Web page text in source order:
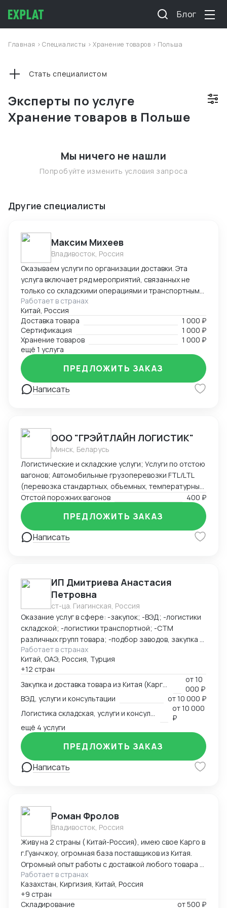
Блог
Главная >Специалисты >Хранение товаров > Польша
Эксперты по услуге
Хранение товаров в Польше
Стать специалистом
Мы ничего не нашли
Попробуйте изменить условия запроса
Другие специалисты
Максим Михеев
Владивосток, Россия
Оказываем услуги по организации доставки. Эта
услуга включает ряд мероприятий, связанных не
только со складскими операциями и транспортным
сопровождением. В нее также входит таможенное
оформление, помощь в заполнении необходимой
сопроводительной и разрешительной
документации.
Работает в странах
Китай, Россия
Доставка товара
1 000 ₽
Сертификация
1 000 ₽
Хранение товаров
1 000 ₽
ещё 1 услуга
Написать
ПРЕДЛОЖИТЬ ЗАКАЗ
ООО "ГРЭЙТЛАЙН ЛОГИСТИК"
Минск, Беларусь
Логистические и складские услуги; Услуги по отстою
вагонов; Автомобильные грузоперевозки FTL/LTL
(перевозка стандартных, объемных, температурных
и сборных грузов); Железнодорожные перевозки
FCL/LCL — комплексные услуги с гарантией качества
и соблюдением сроков.
Отстой порожних вагонов 400 ₽
Написать
ПРЕДЛОЖИТЬ ЗАКАЗ
ИП Дмитриева Анастасия
Петровна
ст-ца. Гиагинская, Россия
Оказание услуг в сфере: -закупок; -ВЭД; -логистики
складской; -логистики транспортной; -СТМ
различных групп товара; -подбор заводов, закупка и
доставка товара из Китая (КАРГО и Белый ввоз)
Страны с которыми работаю по сей день: Европа,
США, ОАЭ, Турция, Китай, СНГ
Работает в странах
Китай, ОАЭ, Россия, Турция
+12 стран
от10
000 ₽
ВЭД, услуги и консультации
от10 000 ₽
от10 000
₽
ещё 4 услуги
Написать
ПРЕДЛОЖИТЬ ЗАКАЗ
Роман Фролов
Владивосток, Россия
Живу на 2 страны ( Китай-Россия), имею свое Карго в
г.Гуанчжоу, огромная база поставщиков из Китая.
Огромный опыт работы с доставкой любого товара в
Страны Средней Азии. Поиск, выкуп, валюта, обмен,
инспекция.
Работает в странах
Казахстан, Киргизия, Китай, Россия
+9 стран
Складирование
от500 ₽